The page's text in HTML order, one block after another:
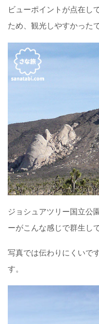
ビューポイントが点在し
ため、観光しやすかった
ジョシュアツリー国立公
ーがこんな感じで群生し
写真では伝わりにくいで
す。